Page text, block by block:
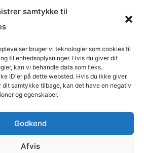
samtykke til
bruger vi teknologier som cookies til
til enhedsoplysninger. Hvis du giver dit
kan vi behandle data som f.eks.
ID'er på dette websted. Hvis du ikke giver
samtykke tilbage, kan det have en negativ
og egenskaber.
Godkend
Afvis
på
© 2026 BasimWorld
afWebbureau.dk
medWordPress
Restaurant
Restauranter